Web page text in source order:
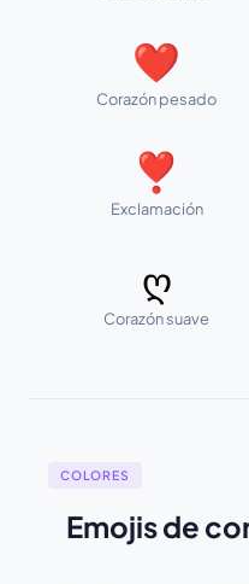
❤
Corazón pesado
❣
Exclamación
ღ
Corazón suave
COLORES
Emojis de